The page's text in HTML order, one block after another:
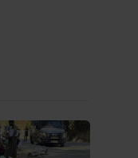
een bron